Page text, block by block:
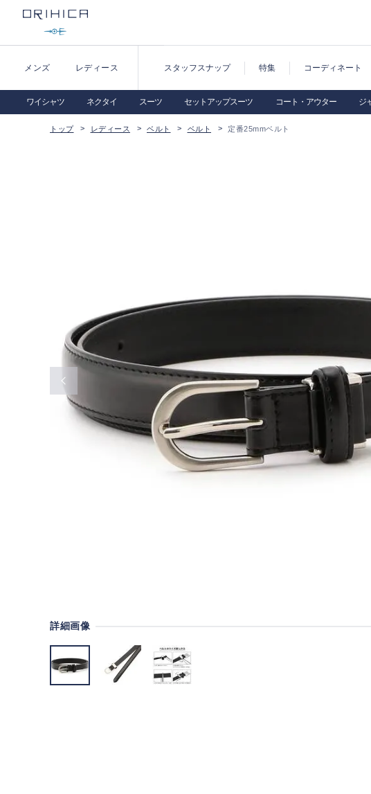
メンズ レディース スタッフスナップ 特集 コーディネート
ワイシャツ ネクタイ スーツ セットアップスーツ コート・アウター ジ
トップ レディース ベルト ベルト 定番25mmベルト
詳細画像